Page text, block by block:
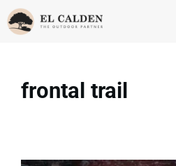
frontal trail